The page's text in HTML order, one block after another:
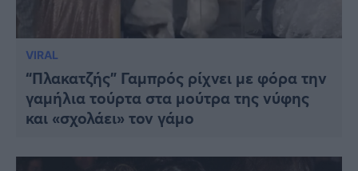
VIRAL
“Πλακατζής” Γαμπρός ρίχνει με φόρα την
γαμήλια τούρτα στα μούτρα της νύφης
και «σχολάει» τον γάμο